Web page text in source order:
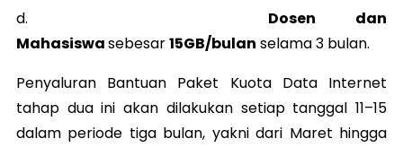
d. Dosen dan
Mahasiswasebesar15GB/bulan selama 3 bulan.
Penyaluran Bantuan Paket Kuota Data Internet
tahap dua ini akan dilakukan setiap tanggal 11–15
dalam periode tiga bulan, yakni dari Maret hingga